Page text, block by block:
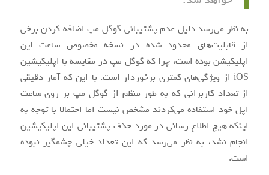
به نظر می‌رسد دلیل عدم پشتیبانی گوگل مپ اضافه کردن برخی
از قابلیت‌های محدود شده در نسخه مخصوص ساعت این
اپلیکیشن بوده است، چرا که گوگل مپ در مقایسه با اپلیکیشین
iOS از ویژگی‌های کمتری برخوردار است. با این که آمار دقیقی
از تعداد کاربرانی که به طور منظم از گوگل مپ بر روی ساعت
اپل خود استفاده می‌کردند مشخص نیست اما احتمالا با توجه به
اینکه هیچ اطلاع رسانی در مورد حذف پشتیبانی این اپلیکیشین
انجام نشد، به نظر می‌رسد که این تعداد خیلی چشمگیر نبوده
است.